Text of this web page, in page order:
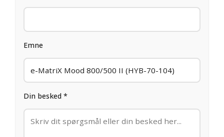
Emne
Din besked *